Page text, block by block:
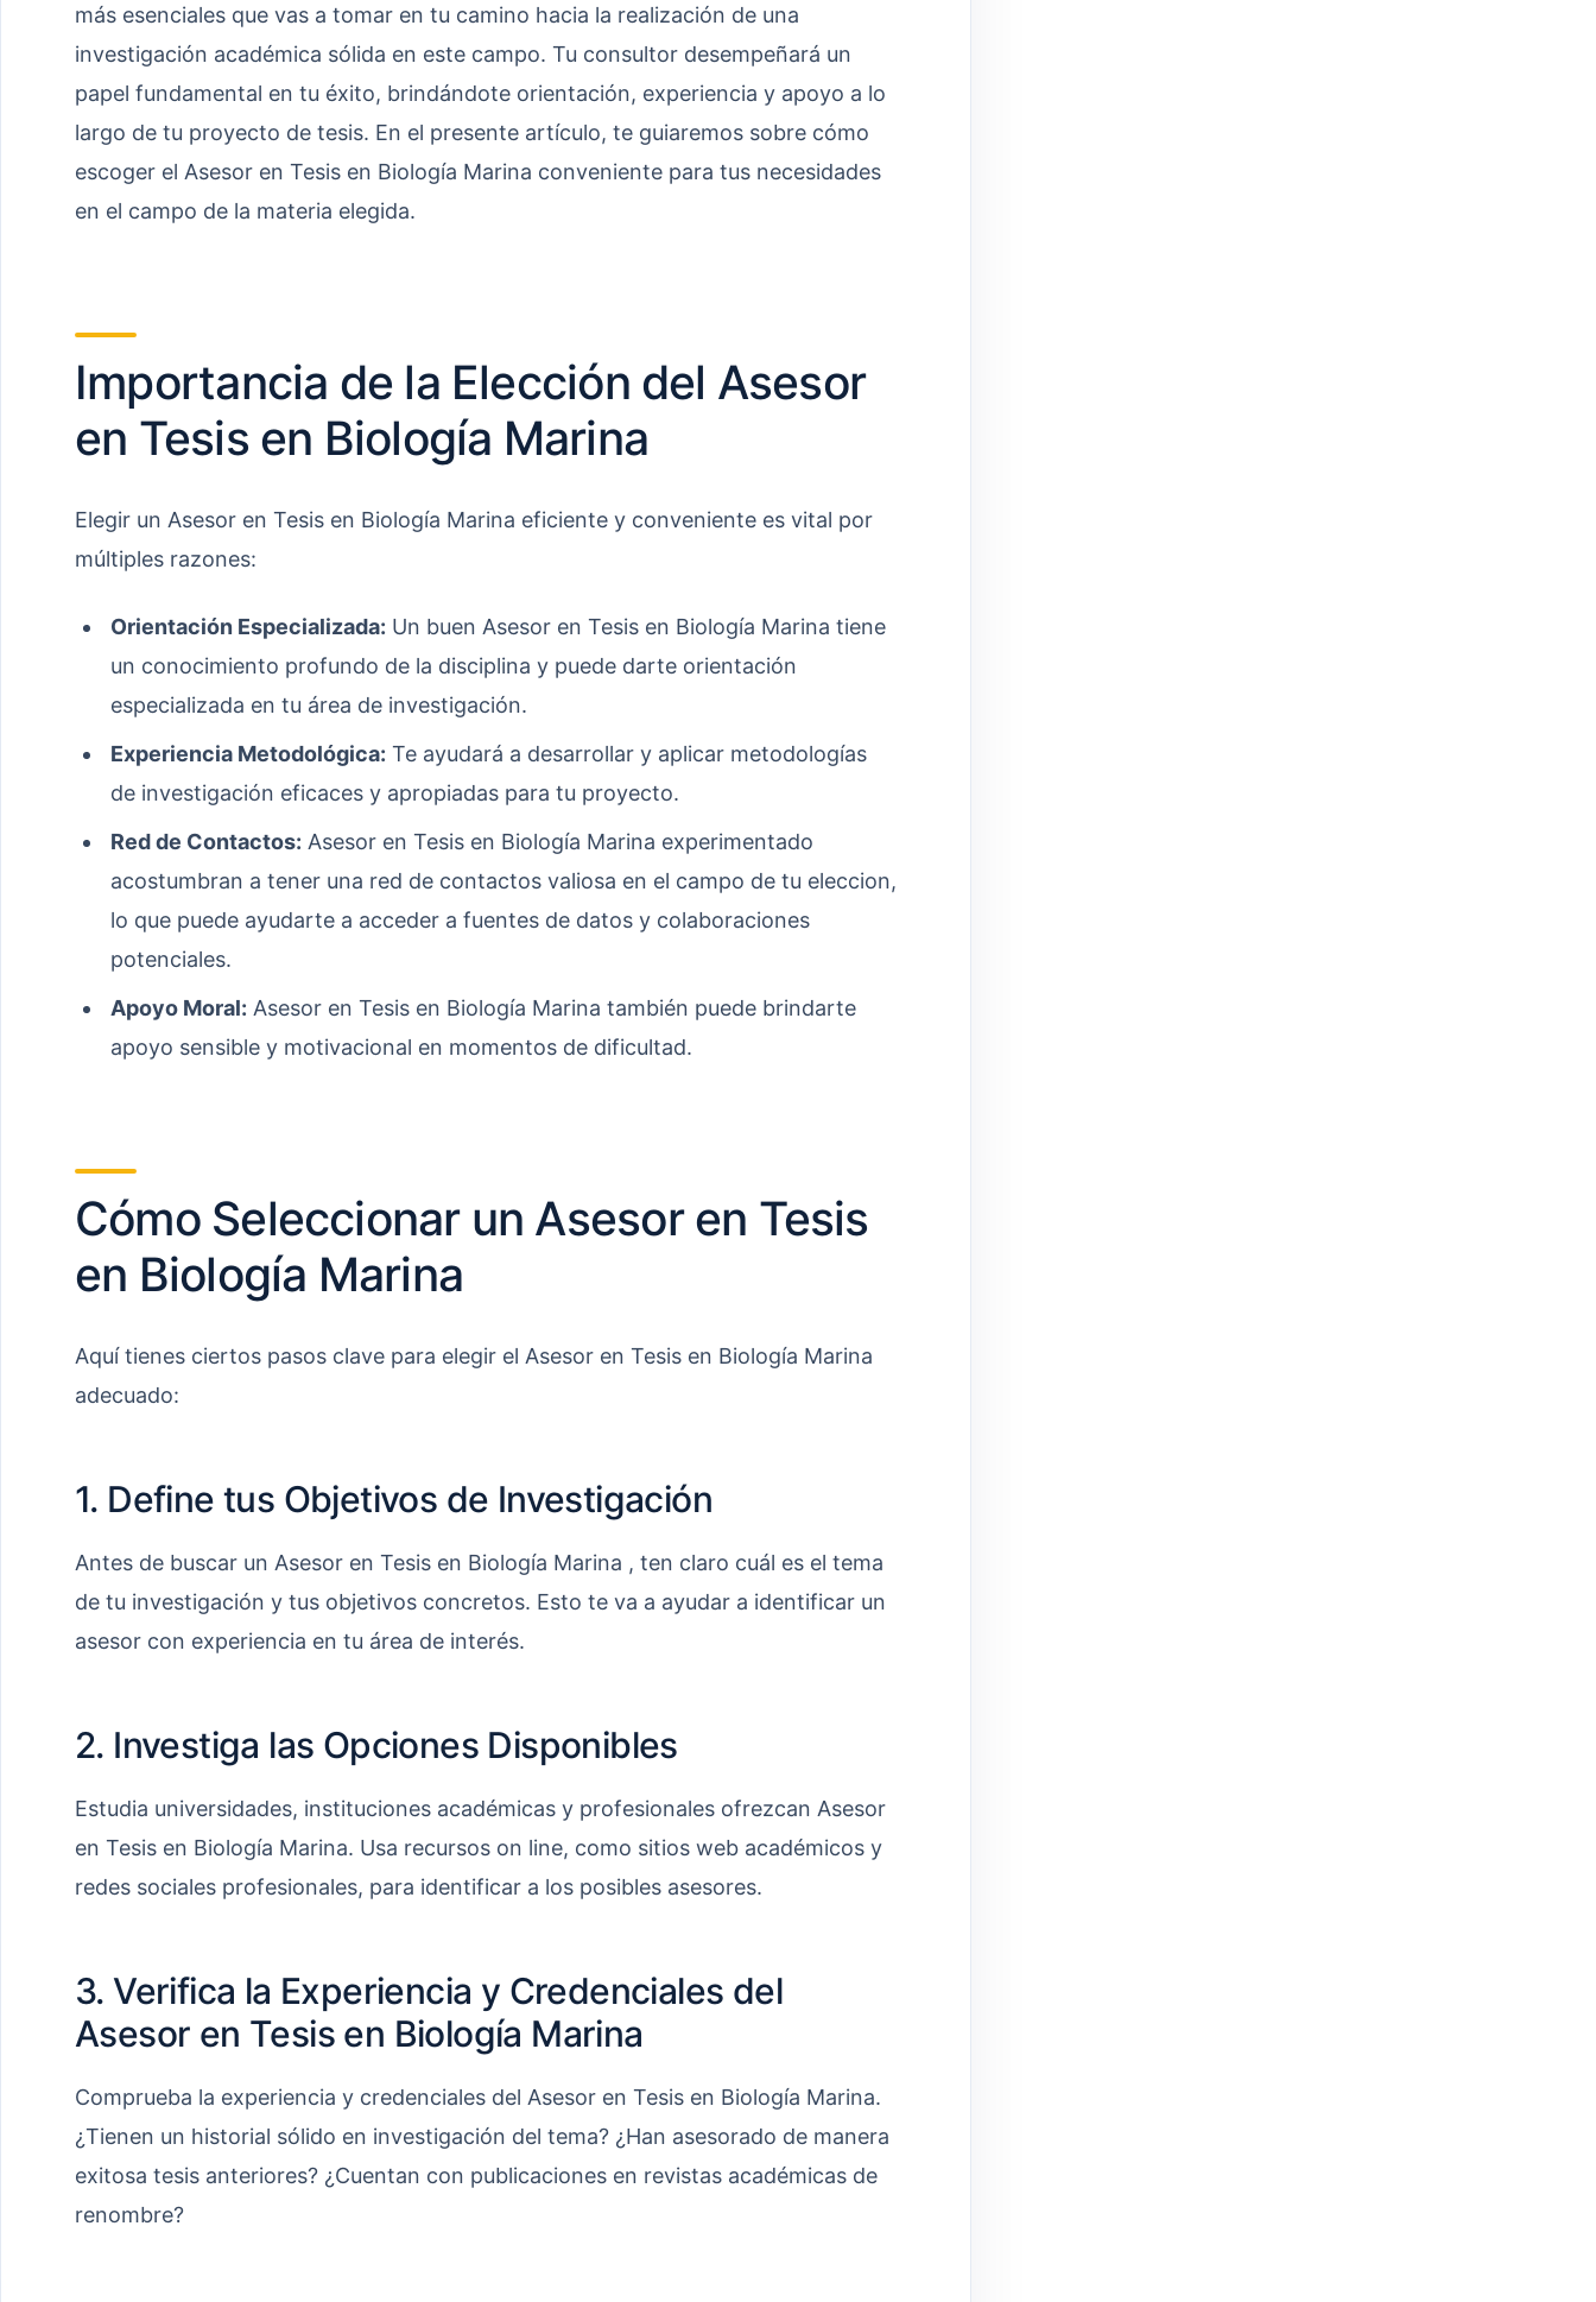
más esenciales que vas a tomar en tu camino hacia la realización de una
investigación académica sólida en este campo. Tu consultor desempeñará un
papel fundamental en tu éxito, brindándote orientación, experiencia y apoyo a lo
largo de tu proyecto de tesis. En el presente artículo, te guiaremos sobre cómo
escoger el Asesor en Tesis en Biología Marina conveniente para tus necesidades
en el campo de la materia elegida.
Importancia de la Elección del Asesor
en Tesis en Biología Marina
Elegir un Asesor en Tesis en Biología Marina eficiente y conveniente es vital por
múltiples razones:
Orientación Especializada: Un buen Asesor en Tesis en Biología Marina tiene
un conocimiento profundo de la disciplina y puede darte orientación
especializada en tu área de investigación.
Experiencia Metodológica: Te ayudará a desarrollar y aplicar metodologías
de investigación eficaces y apropiadas para tu proyecto.
Red de Contactos: Asesor en Tesis en Biología Marina experimentado
acostumbran a tener una red de contactos valiosa en el campo de tu eleccion,
lo que puede ayudarte a acceder a fuentes de datos y colaboraciones
potenciales.
Apoyo Moral: Asesor en Tesis en Biología Marina también puede brindarte
apoyo sensible y motivacional en momentos de dificultad.
Cómo Seleccionar un Asesor en Tesis
en Biología Marina
Aquí tienes ciertos pasos clave para elegir el Asesor en Tesis en Biología Marina
adecuado:
1. Define tus Objetivos de Investigación
Antes de buscar un Asesor en Tesis en Biología Marina , ten claro cuál es el tema
de tu investigación y tus objetivos concretos. Esto te va a ayudar a identificar un
asesor con experiencia en tu área de interés.
2. Investiga las Opciones Disponibles
Estudia universidades, instituciones académicas y profesionales ofrezcan Asesor
en Tesis en Biología Marina. Usa recursos on line, como sitios web académicos y
redes sociales profesionales, para identificar a los posibles asesores.
3. Verifica la Experiencia y Credenciales del
Asesor en Tesis en Biología Marina
Comprueba la experiencia y credenciales del Asesor en Tesis en Biología Marina.
¿Tienen un historial sólido en investigación del tema? ¿Han asesorado de manera
exitosa tesis anteriores? ¿Cuentan con publicaciones en revistas académicas de
renombre?